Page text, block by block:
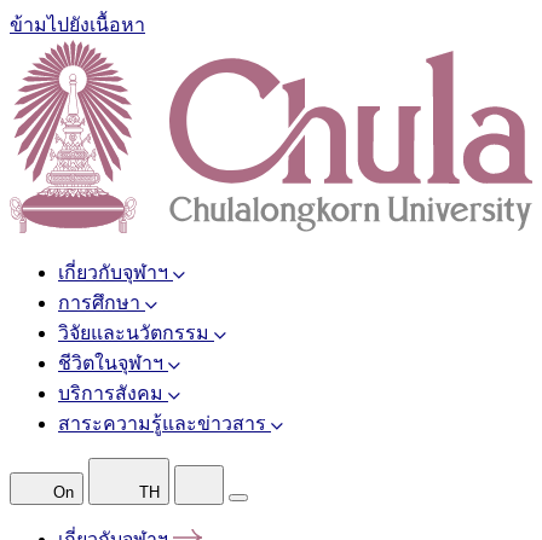
ข้ามไปยังเนื้อหา
เกี่ยวกับจุฬาฯ
การศึกษา
วิจัยและนวัตกรรม
ชีวิตในจุฬาฯ
บริการสังคม
สาระความรู้และข่าวสาร
On TH